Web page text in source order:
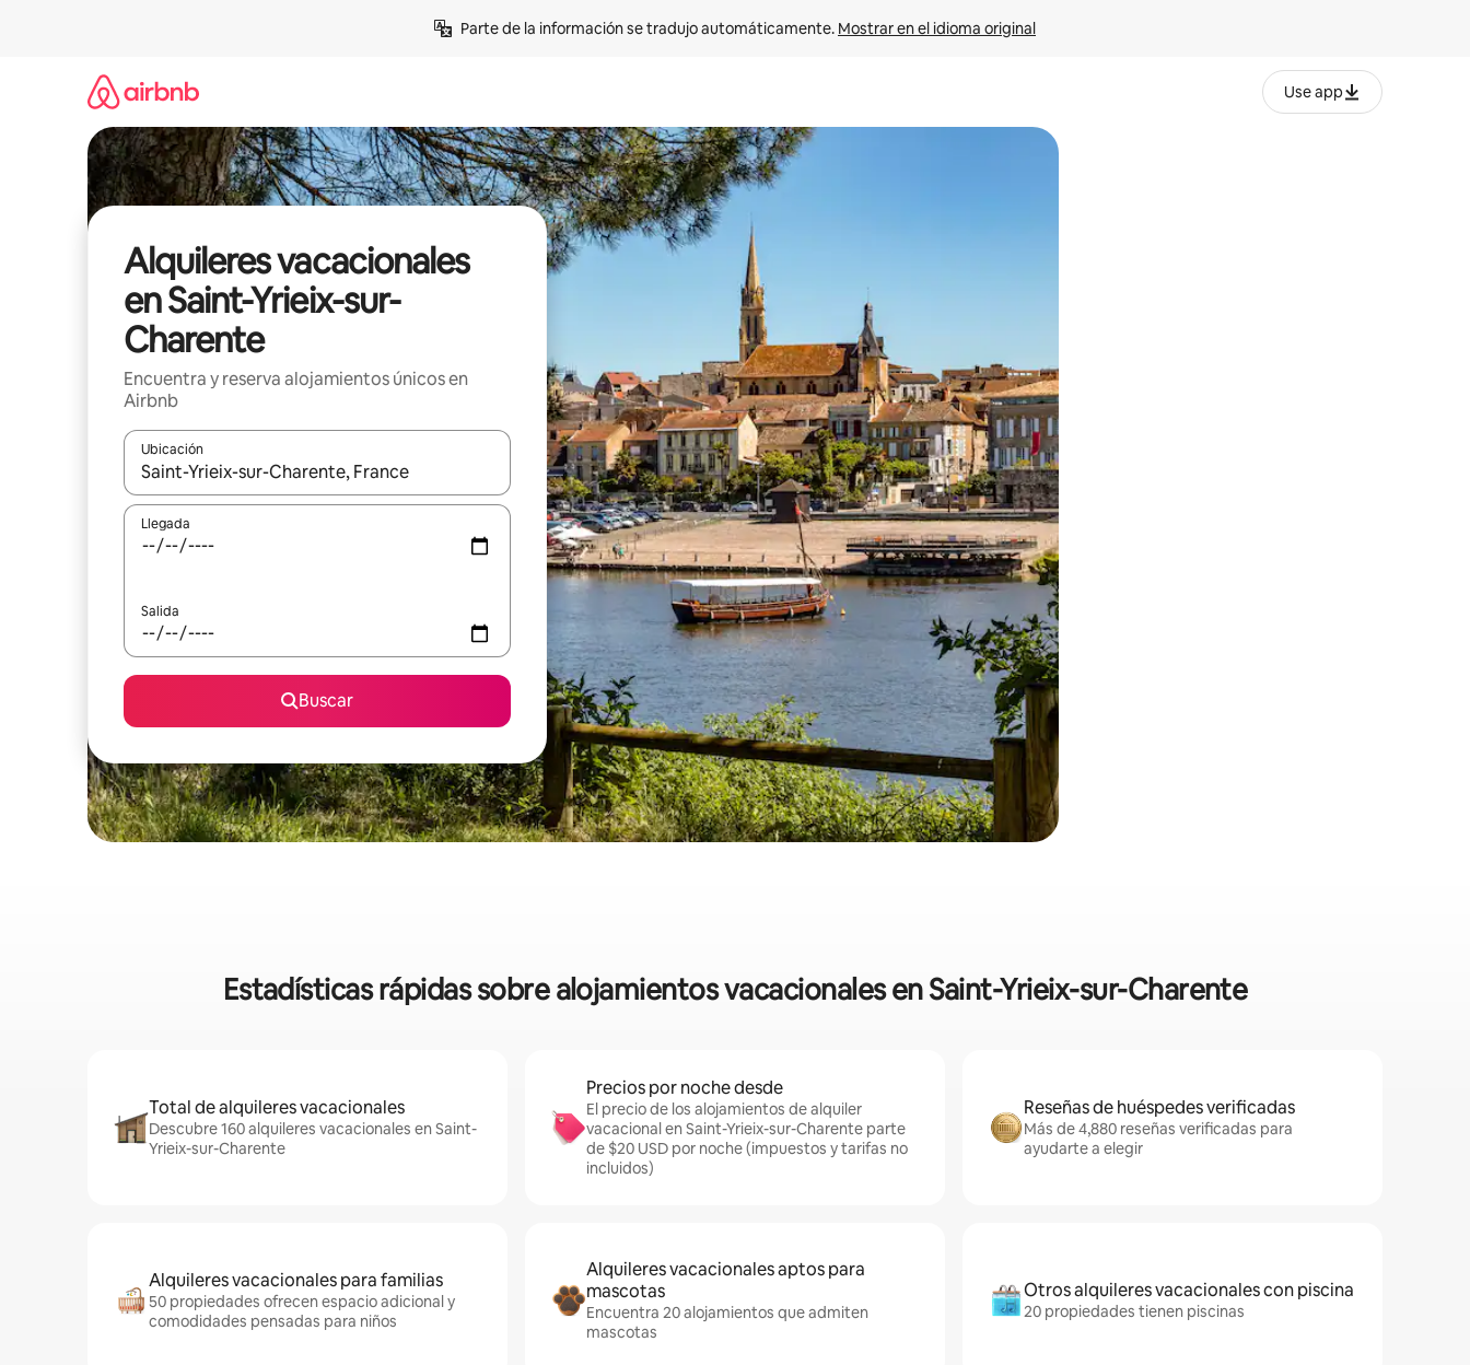
Parte de la información se tradujo automáticamente. Mostrar en el idioma original
Use app
Alquileres vacacionales
en Saint-Yrieix-sur-
Charente
Encuentra y reserva alojamientos únicos en
Airbnb
Ubicación
Cuando los resultados estén disponibles, navega con las teclas de flecha hacia arriba y hacia abajo o explora con el tacto o desliza el dedo.
Llegada
Salida
Buscar
Estadísticas rápidas sobre alojamientos vacacionales en Saint-Yrieix-sur-Charente
Total de alquileres vacacionales
Descubre 160 alquileres vacacionales en Saint-
Yrieix-sur-Charente
Precios por noche desde
El precio de los alojamientos de alquiler
vacacional en Saint-Yrieix-sur-Charente parte
de $20 USD por noche (impuestos y tarifas no
incluidos)
Reseñas de huéspedes verificadas
Más de 4,880 reseñas verificadas para
ayudarte a elegir
Alquileres vacacionales para familias
50 propiedades ofrecen espacio adicional y
comodidades pensadas para niños
Alquileres vacacionales aptos para
mascotas
Encuentra 20 alojamientos que admiten
mascotas
Otros alquileres vacacionales con piscina
20 propiedades tienen piscinas